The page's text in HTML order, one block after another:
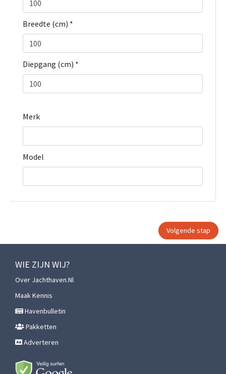
Breedte (cm) *
Diepgang (cm) *
Merk
Model
WIE ZIJN WIJ?
Over Jachthaven.nl
Maak Kennis
Havenbulletin
Pakketten
Adverteren